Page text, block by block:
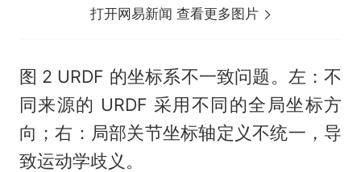
打开网易新闻 查看更多图片
图 2 URDF 的坐标系不一致问题。左：不
同来源的 URDF 采用不同的全局坐标方
向；右：局部关节坐标轴定义不统一，导
致运动学歧义。